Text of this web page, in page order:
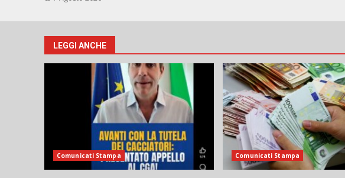
LEGGI ANCHE
Comunicati Stampa Comunicati Stampa